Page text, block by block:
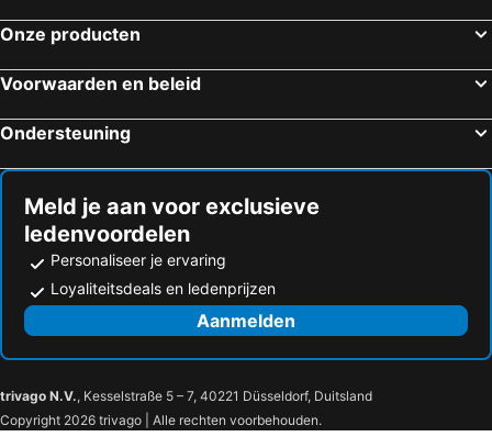
Onze producten
Voorwaarden en beleid
Ondersteuning
Meld je aan voor exclusieve
ledenvoordelen
Personaliseer je ervaring
Loyaliteitsdeals en ledenprijzen
Aanmelden
trivago N.V., Kesselstraße 5 – 7, 40221 Düsseldorf, Duitsland
Copyright 2026 trivago | Alle rechten voorbehouden.